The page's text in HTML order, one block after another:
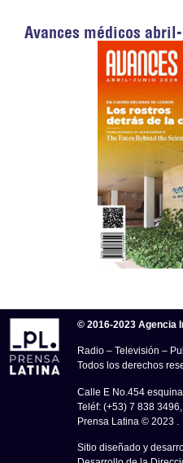
Avances médicos
© 2016-2023 Agencia
Radio – Televisión –
Todos los derechos
Calle E No.454
Teléf: (+53) 7 838
Prensa Latina © 2023 .
Sitio diseñado y